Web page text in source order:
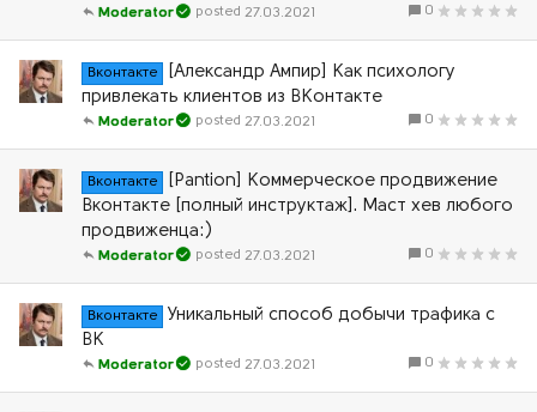
0
27.03.2021
Moderator
Вконтакте
[Александр Ампир] Как психологу
привлекать клиентов из ВКонтакте
0
27.03.2021
Moderator
Вконтакте
[Pantion] Коммерческое продвижение
Вконтакте [полный инструктаж]. Маст хев любого
продвиженца:)
0
27.03.2021
Moderator
Вконтакте
Уникальный способ добычи трафика с
ВК
0
27.03.2021
Moderator